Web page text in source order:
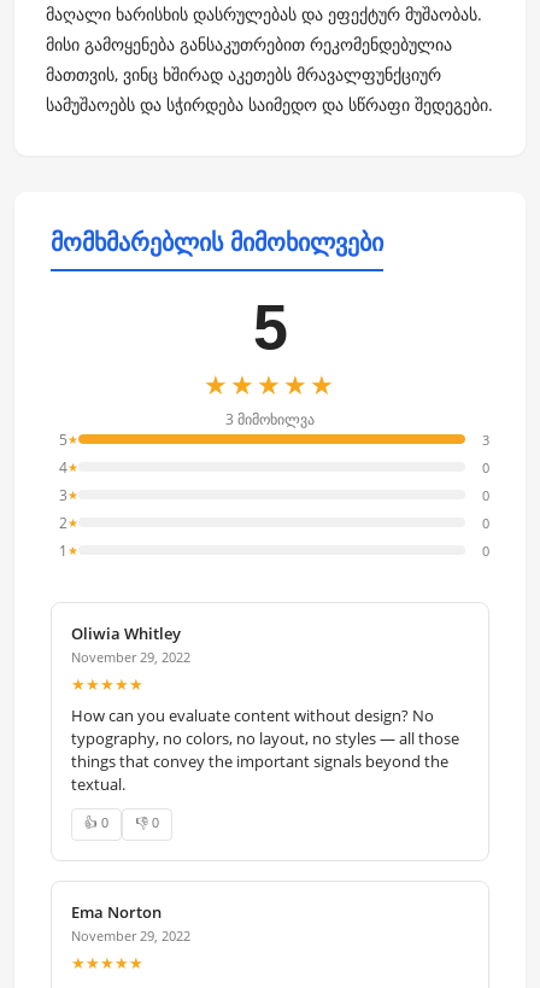
მაღალი ხარისხის დასრულებას და ეფექტურ მუშაობას.
მისი გამოყენება განსაკუთრებით რეკომენდებულია
მათთვის, ვინც ხშირად აკეთებს მრავალფუნქციურ
სამუშაოებს და სჭირდება საიმედო და სწრაფი შედეგები.
მომხმარებლის მიმოხილვები
5
★★★★★
3 მიმოხილვა
5★ 3
4★ 0
3★ 0
2★ 0
1 ★ 0
Oliwia Whitley
November 29, 2022
★★★★★
How can you evaluate content without design? No
typography, no colors, no layout, no styles — all those
things that convey the important signals beyond the
textual.
👍 0 👎 0
Ema Norton
November 29, 2022
★★★★★